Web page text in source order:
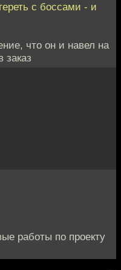
с боссами - и
что он и навел на
заказ
работы по проекту